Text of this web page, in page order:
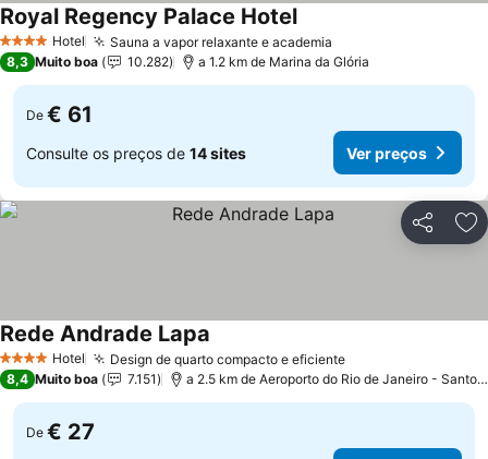
4 EstrelasHotel Sauna a vapor relaxante e academia
Royal Regency Palace Hotel
8,3 Muito boa 10.282 a 1.2 km de Marina da Glória
De € 61
Consulte os preços de 14 sites Ver preços
Partilhar
4 EstrelasHotel Design de quarto compacto e eficiente
Rede Andrade Lapa
8,4 Muito boa 7.151 a 2.5 km de Aeroporto do Rio de Janeiro - Santos Dumont
De € 27